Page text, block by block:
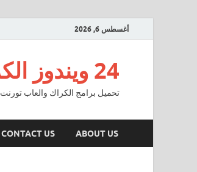
أغسطس 6, 2026
24 ويندوز الكراك
تحميل برامج الكراك والعاب تورنت
ABOUT US
CONTACT US